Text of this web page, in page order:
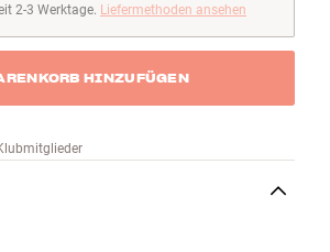
2-3 Werktage. Liefermethoden ansehen
HINZUFÜGEN